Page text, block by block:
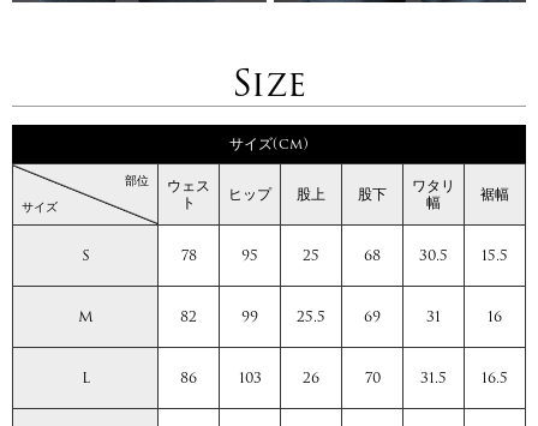
Size
サイズ(cm)
サイズ
部位 ウェス
ト ヒップ 股上 股下 ワタリ
幅 裾幅
S 78 95 25 68 30.5 15.5
M 82 99 25.5 69 31 16
L 86 103 26 70 31.5 16.5